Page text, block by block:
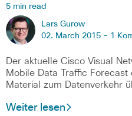
5 min read
Lars Gurow
02. March 2015 - 1
Der aktuelle Cisco Visual
Mobile Data Traffic
Material zum Datenverkehr
Weiter lesen